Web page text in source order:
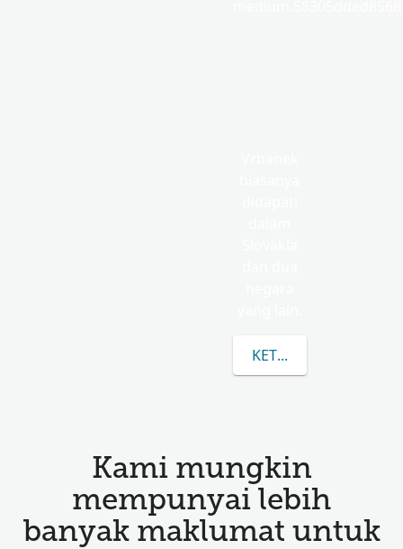
KETAHUI LEBIH
Kami mungkin
mempunyai lebih
banyak maklumat untuk